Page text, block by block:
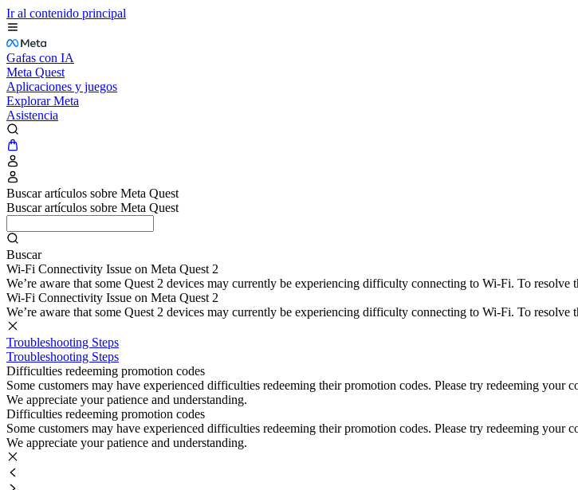
Ir al contenido principal
Gafas con IA
Meta Quest
Aplicaciones y juegos
Explorar Meta
Asistencia
Buscar artículos sobre Meta Quest
Buscar artículos sobre Meta Quest
Buscar
Wi-Fi Connectivity Issue on Meta Quest 2
We’re aware that some Quest 2 devices may currently be experiencing difficulty connecting to Wi-Fi. To
Wi-Fi Connectivity Issue on Meta Quest 2
We’re aware that some Quest 2 devices may currently be experiencing difficulty connecting to Wi-Fi. To
Troubleshooting Steps
Troubleshooting Steps
Difficulties redeeming promotion codes
Some customers may have experienced difficulties redeeming their promotion codes. Please try redeeming
We appreciate your patience and understanding.
Difficulties redeeming promotion codes
Some customers may have experienced difficulties redeeming their promotion codes. Please try redeeming
We appreciate your patience and understanding.